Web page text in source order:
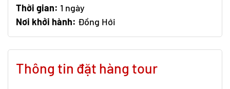
Thời gian: 1 ngày
Nơi khởi hành: Đồng Hới
Thông tin đặt hàng tour